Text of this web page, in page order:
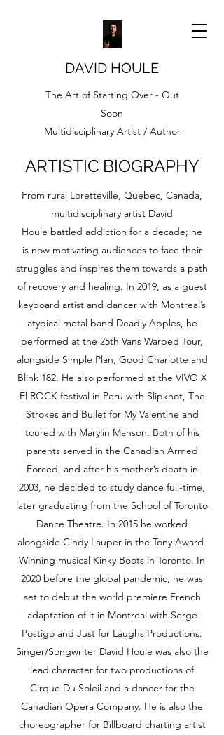
DAVID HOULE
The Art of Starting Over - Out
Soon
Multidisciplinary Artist / Author
ARTISTIC BIOGRAPHY
From rural Loretteville, Quebec, Canada,
multidisciplinary artist David
Houle battled addiction for a decade; he
is now motivating audiences to face their
struggles and inspires them towards a path
of recovery and healing. In 2019, as a guest
keyboard artist and dancer with Montreal’s
atypical metal band Deadly Apples, he
performed at the 25th Vans Warped Tour,
alongside Simple Plan, Good Charlotte and
Blink 182. He also performed at the VIVO X
El ROCK festival in Peru with Slipknot, The
Strokes and Bullet for My Valentine and
toured with Marylin Manson. Both of his
parents served in the Canadian Armed
Forced, and after his mother’s death in
2003, he decided to study dance full-time,
later graduating from the School of Toronto
Dance Theatre. In 2015 he worked
alongside Cindy Lauper in the Tony Award-
Winning musical Kinky Boots in Toronto. In
2020 before the global pandemic, he was
set to debut the world premiere French
adaptation of it in Montreal with Serge
Postigo and Just for Laughs Productions.
Singer/Songwriter David Houle was also the
lead character for two productions of
Cirque Du Soleil and a dancer for the
Canadian Opera Company. He is also the
choreographer for Billboard charting artist